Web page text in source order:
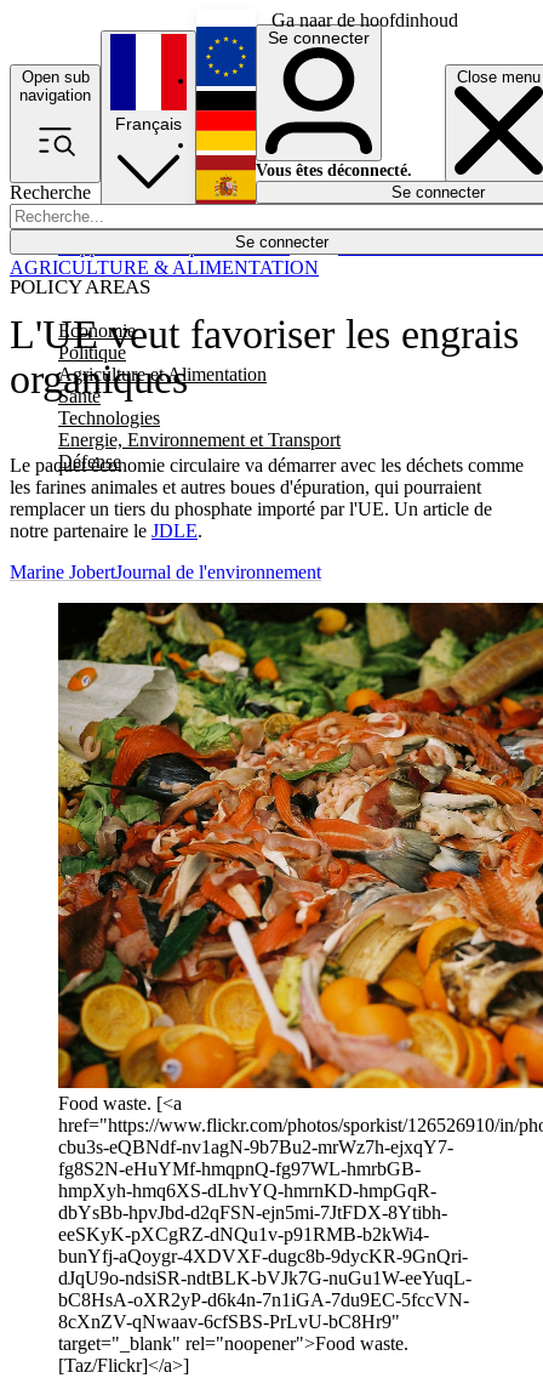
Ga naar de hoofdinhoud
Open sub
navigation
Close menu
Recherche
Se connecter
POLICY AREAS
Economie
Politique
Agriculture et Alimentation
Santé
Technologies
Energie, Environnement et Transport
Défense
Économie
Français
English
Deutsch
Español
Se connecter
Vous êtes déconnecté.
Se connecter
L'UE veut favoriser les engrais
organiques
Le paquet économie circulaire va démarrer avec les déchets comme
les farines animales et autres boues d'épuration, qui pourraient
remplacer un tiers du phosphate importé par l'UE. Un article de
notre partenaire le JDLE.
AGRICULTURE & ALIMENTATION
Marine JobertJournal de l'environnement
Food waste. [<a
href="https://www.flickr.com/photos/sporkist/126526910/in/
cbu3s-eQBNdf-nv1agN-9b7Bu2-mrWz7h-ejxqY7-
fg8S2N-eHuYMf-hmqpnQ-fg97WL-hmrbGB-
hmpXyh-hmq6XS-dLhvYQ-hmrnKD-hmpGqR-
dbYsBb-hpvJbd-d2qFSN-ejn5mi-7JtFDX-8Ytibh-
eeSKyK-pXCgRZ-dNQu1v-p91RMB-b2kWi4-
bunYfj-aQoygr-4XDVXF-dugc8b-9dycKR-9GnQri-
dJqU9o-ndsiSR-ndtBLK-bVJk7G-nuGu1W-eeYuqL-
bC8HsA-oXR2yP-d6k4n-7n1iGA-7du9EC-5fccVN-
8cXnZV-qNwaav-6cfSBS-PrLvU-bC8Hr9"
target="_blank" rel="noopener">Food waste.
[Taz/Flickr]</a>]